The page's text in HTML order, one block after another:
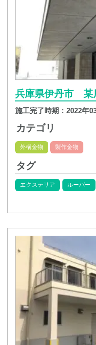
兵庫県伊丹市 某
施工完了時期： 2022年
カテゴリ
外構金物 製作金物
タグ
エクステリア ルーバー